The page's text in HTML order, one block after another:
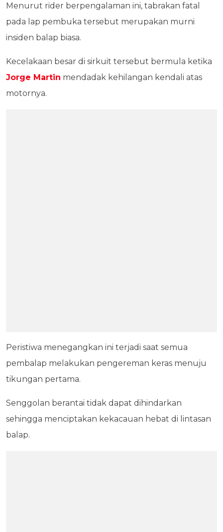
Menurut rider berpengalaman ini, tabrakan fatal
pada lap pembuka tersebut merupakan murni
insiden balap biasa.
Kecelakaan besar di sirkuit tersebut bermula ketika
Jorge Martin mendadak kehilangan kendali atas
motornya.
Peristiwa menegangkan ini terjadi saat semua
pembalap melakukan pengereman keras menuju
tikungan pertama.
Senggolan berantai tidak dapat dihindarkan
sehingga menciptakan kekacauan hebat di lintasan
balap.